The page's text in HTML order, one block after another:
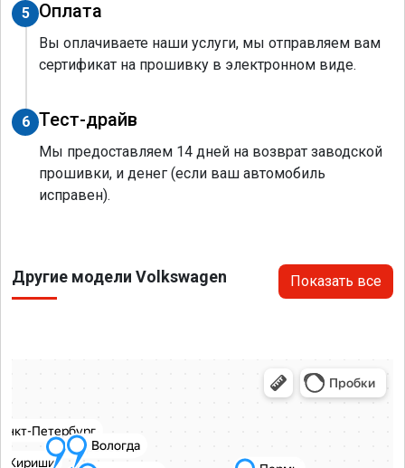
5 Оплата
Вы оплачиваете наши услуги, мы отправляем вам
сертификат на прошивку в электронном виде.
6 Тест-драйв
Мы предоставляем 14 дней на возврат заводской
прошивки, и денег (если ваш автомобиль
исправен).
Другие модели Volkswagen Показать все